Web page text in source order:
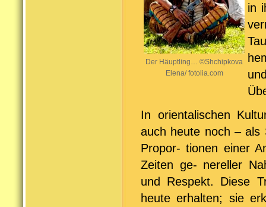
Der Häuptling… ©Shchipkova
Elena/ fotolia.com
in
In orientalischen
auch heute noch – als
Propor- tionen einer
Zeiten ge- nereller
und Respekt. Diese
heute erhalten; sie